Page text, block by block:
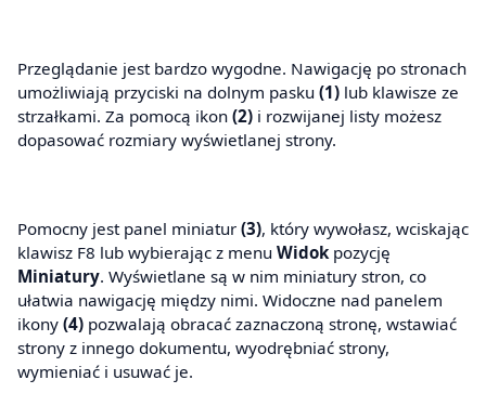
Przeglądanie jest bardzo wygodne. Nawigację po stronach
umożliwiają przyciski na dolnym pasku (1) lub klawisze ze
strzałkami. Za pomocą ikon (2) i rozwijanej listy możesz
dopasować rozmiary wyświetlanej strony.
Pomocny jest panel miniatur (3), który wywołasz, wciskając
klawisz F8 lub wybierając z menu Widokpozycję
Miniatury. Wyświetlane są w nim miniatury stron, co
ułatwia nawigację między nimi. Widoczne nad panelem
ikony (4) pozwalają obracać zaznaczoną stronę, wstawiać
strony z innego dokumentu, wyodrębniać strony,
wymieniać i usuwać je.